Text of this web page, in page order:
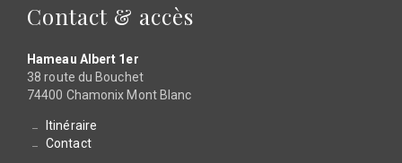
Contact & accès
Hameau Albert 1er
38 route du Bouchet
74400 Chamonix Mont Blanc
Itinéraire
Contact